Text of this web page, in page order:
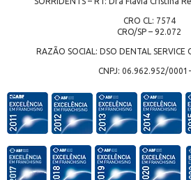
CRO CL: 7574
CRO/SP – 92.072
RAZÃO SOCIAL: DSO DENTAL SERVICE
CNPJ: 06.962.952/